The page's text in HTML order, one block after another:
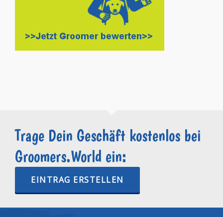
Trage Dein Geschäft kostenlos bei
Groomers.World ein:
EINTRAG ERSTELLEN